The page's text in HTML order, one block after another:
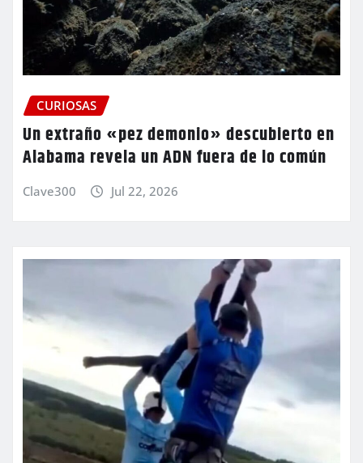
CURIOSAS
Un extraño «pez demonio» descubierto en
Alabama revela un ADN fuera de lo común
Clave300 Jul 22, 2026